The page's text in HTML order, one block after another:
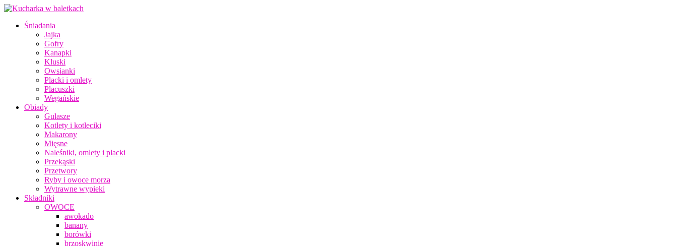
Śniadania
Jajka
Gofry
Kanapki
Kluski
Owsianki
Placki i omlety
Placuszki
Wegańskie
Obiady
Gulasze
Kotlety i kotleciki
Makarony
Mięsne
Naleśniki, omlety i placki
Przekąski
Przetwory
Ryby i owoce morza
Wytrawne wypieki
Składniki
OWOCE
awokado
banany
borówki
brzoskwinie